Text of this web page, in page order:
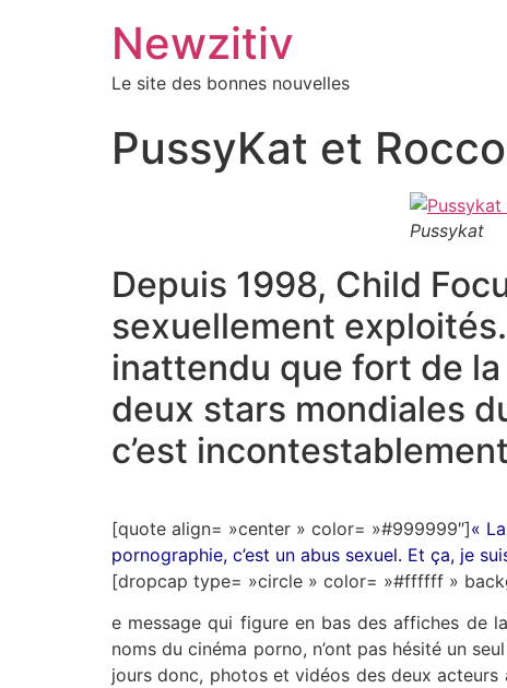
Newzitiv
Le site des bonnes nouvelles
PussyKat et
Pussykat
Depuis 1998, Child
sexuellement
inattendu que fort de
deux stars mondiales
c’est
[quote align= »center » color= »#999999″]«
pornographie, c’est un abus sexuel. Et ça, je
[dropcap type= »circle » color= »#ffffff »
e message qui figure en bas des affiches de
noms du cinéma porno, n’ont pas hésité un
jours donc, photos et vidéos des deux acteurs